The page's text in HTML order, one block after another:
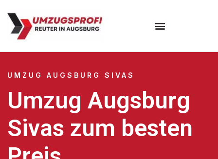
UMZUG AUGSBURG SIVAS
Umzug Augsburg
Sivas zum besten